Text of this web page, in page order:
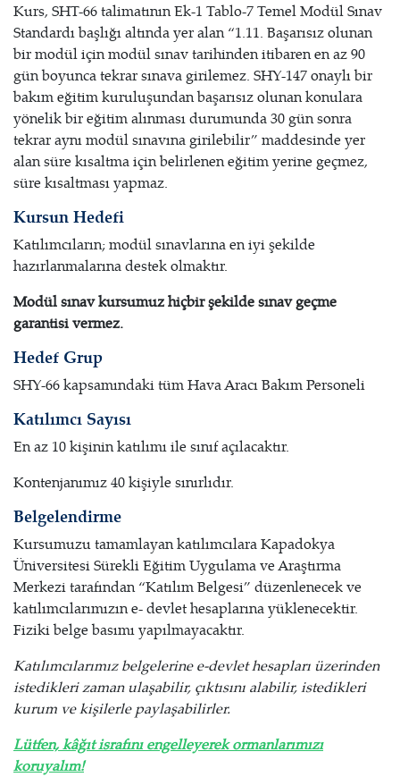
Kurs, SHT-66 talimatının Ek-1 Tablo-7 Temel Modül Sınav
Standardı başlığı altında yer alan “1.11. Başarısız olunan
bir modül için modül sınav tarihinden itibaren en az 90
gün boyunca tekrar sınava girilemez. SHY-147 onaylı bir
bakım eğitim kuruluşundan başarısız olunan konulara
yönelik bir eğitim alınması durumunda 30 gün sonra
tekrar aynı modül sınavına girilebilir” maddesinde yer
alan süre kısaltma için belirlenen eğitim yerine geçmez,
süre kısaltması yapmaz.
Kursun Hedefi
Katılımcıların; modül sınavlarına en iyi şekilde
hazırlanmalarına destek olmaktır.
Modül sınav kursumuz hiçbir şekilde sınav geçme
garantisi vermez.
Hedef Grup
SHY-66 kapsamındaki tüm Hava Aracı Bakım Personeli
Katılımcı Sayısı
En az 10 kişinin katılımı ile sınıf açılacaktır.
Kontenjanımız 40 kişiyle sınırlıdır.
Belgelendirme
Kursumuzu tamamlayan katılımcılara Kapadokya
Üniversitesi Sürekli Eğitim Uygulama ve Araştırma
Merkezi tarafından “Katılım Belgesi” düzenlenecek ve
katılımcılarımızın e- devlet hesaplarına yüklenecektir.
Fiziki belge basımı yapılmayacaktır.
Katılımcılarımız belgelerine e-devlet hesapları üzerinden
istedikleri zaman ulaşabilir, çıktısını alabilir, istedikleri
kurum ve kişilerle paylaşabilirler.
Lütfen, kâğıt israfını engelleyerek ormanlarımızı
koruyalım!